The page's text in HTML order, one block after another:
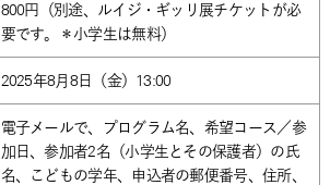
800円（別途、ルイジ・ギッリ展チケットが必
要です。＊小学生は無料）
2025年8月8日（金）13:00
電子メールで、プログラム名、希望コース／参
加日、参加者2名（小学生とその保護者）の氏
名、こどもの学年、申込者の郵便番号、住所、